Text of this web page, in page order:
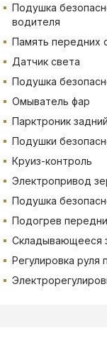
Подушка
водителя
Память передних
Датчик света
Подушка
Омыватель фар
Парктроник задний
Подушки
Круиз-контроль
Электропривод
Подушка
Подогрев
Складывающееся
Регулировка руля